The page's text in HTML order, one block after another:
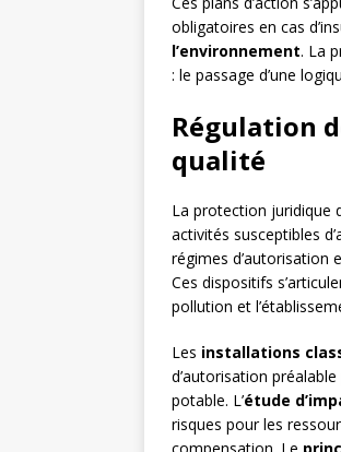
obligatoires en cas
l’environnement. La
: le passage d’une
Régulation
qualité
La protection juridique
activités susceptibles
régimes d’autorisation
Ces dispositifs
pollution et
Les installations
d’autorisation
potable. L’étude
risques pour les